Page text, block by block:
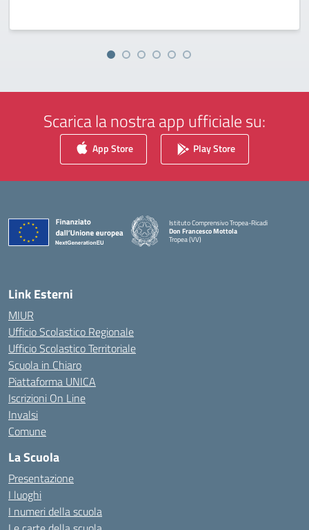
Scarica la nostra app ufficiale su:
App Store Play Store
Istituto Comprensivo Tropea-Ricadi
Don Francesco Mottola
Tropea (VV)
— Visita la pagina iniziale della scuola
Link Esterni
MIUR
Ufficio Scolastico Regionale
Ufficio Scolastico Territoriale
Scuola in Chiaro
Piattaforma UNICA
Iscrizioni On Line
Invalsi
Comune
La Scuola
Presentazione
I luoghi
I numeri della scuola